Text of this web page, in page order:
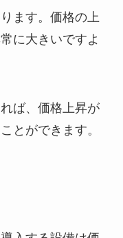
ます。価格の上
に大きいですよ
ば、価格上昇が
とができます。